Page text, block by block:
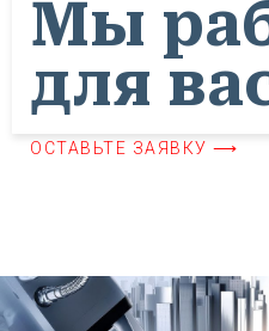
Мы
для
ОСТАВЬТЕ ЗАЯВКУ ⟶